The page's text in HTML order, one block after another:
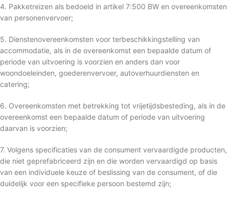
4. Pakketreizen als bedoeld in artikel 7:500 BW en overeenkomsten
van personenvervoer;
5. Dienstenovereenkomsten voor terbeschikkingstelling van
accommodatie, als in de overeenkomst een bepaalde datum of
periode van uitvoering is voorzien en anders dan voor
woondoeleinden, goederenvervoer, autoverhuurdiensten en
catering;
6. Overeenkomsten met betrekking tot vrijetijdsbesteding, als in de
overeenkomst een bepaalde datum of periode van uitvoering
daarvan is voorzien;
7. Volgens specificaties van de consument vervaardigde producten,
die niet geprefabriceerd zijn en die worden vervaardigd op basis
van een individuele keuze of beslissing van de consument, of die
duidelijk voor een specifieke persoon bestemd zijn;